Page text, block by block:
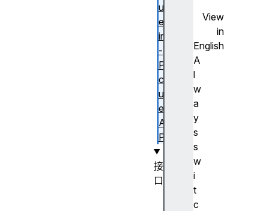
View
in
English
A
l
w
a
y
s
s
w
i
t
c
ur
e-
in
-
Pi
ct
ur
e
A
PI
接
口